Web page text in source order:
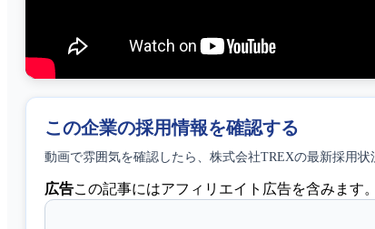
この企業の採用情報を確認する
動画で雰囲気を確認したら、 株式会社TREXの最新採用状
広告この記事にはアフィリエイト広告を含みます。